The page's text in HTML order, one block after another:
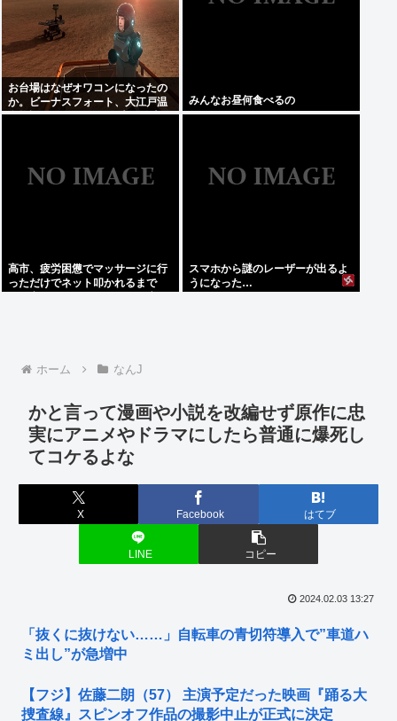
お台場はなぜオワコンになったの
か。ビーナスフォート、大江戸温
泉物語、Zepp Tokyo、大観覧車
みんなお昼何食べるの
高市、疲労困憊でマッサージに行
っただけでネット叩かれるまで
スマホから謎のレーザーが出るよ
うになった…
ホーム なんJ
かと言って漫画や小説を改編せず原作に忠
実にアニメやドラマにしたら普通に爆死し
てコケるよな
X Facebook はてブ
LINE コピー
2024.02.03 13:27
「抜くに抜けない……」自転車の青切符導入で”車道ハ
ミ出し”が急増中
【フジ】佐藤二朗（57） 主演予定だった映画『踊る大
捜査線』スピンオフ作品の撮影中止が正式に決定